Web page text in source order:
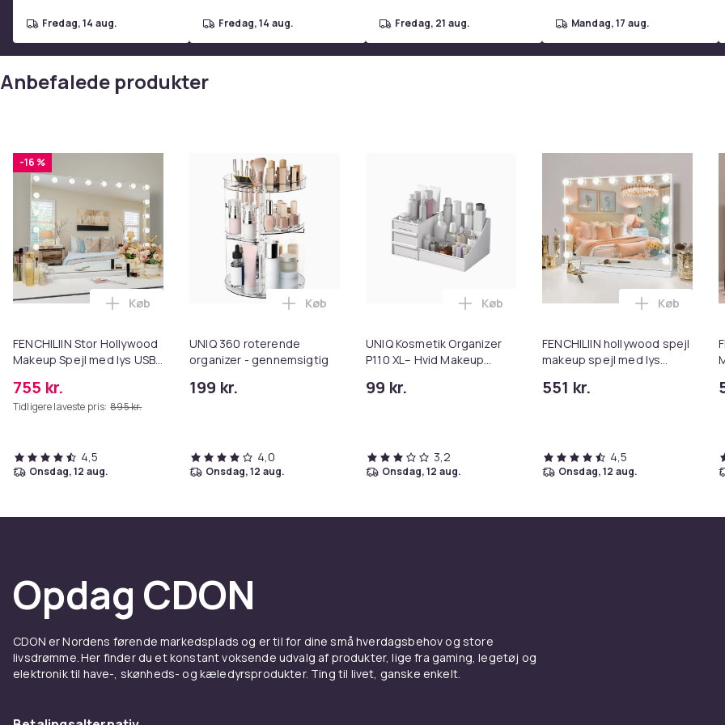
fredag, 14 aug. fredag, 14 aug. fredag, 21 aug. mandag, 17 aug.
Anbefalede produkter
-16 %
FENCHILIIN Stor Hollywood
Makeup Spejl med lys USB
80 x 58 cm
755 kr.
Tidligere laveste pris: 895 kr.
Læg FENCHILIIN Stor Hollywood Makeup Spejl med lys USB bordplade vægbeslag hvid 80 x 58 cm i kurven
Køb
4,5
onsdag, 12 aug.
UNIQ 360 roterende
organizer - gennemsigtig
199 kr.
Læg UNIQ 360 roterende organizer - gennemsigtig i kurven
Køb
4,0
onsdag, 12 aug.
UNIQ Kosmetik Organizer
P110 XL– Hvid Makeup
og 7 Rum
99 kr.
Læg UNIQ Kosmetik Organizer P110 XL–
Køb
3,2
onsdag, 12 aug.
FENCHILIIN hollywood spejl
makeup spejl med lys
lystilstande bordplade
551 kr.
Læg
Køb
4,5
onsdag, 12 aug.
Opdag CDON
CDON er Nordens førende markedsplads og er til for dine små hverdagsbehov og store
livsdrømme. Her finder du et konstant voksende udvalg af produkter, lige fra gaming, legetøj og
elektronik til have-, skønheds- og kæledyrsprodukter. Ting til livet, ganske enkelt.